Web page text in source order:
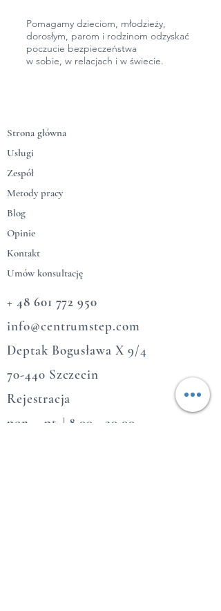
Pomagamy dzieciom, młodzieży,
dorosłym, parom i rodzinom odzyskać
poczucie bezpieczeństwa
w sobie, w relacjach i w świecie.
Strona główna
Usługi
Zespół
Metody pracy
Blog
Opinie
Kontakt
Umów konsultację
+ 48 601 772 950
info@centrumstep.com​
Deptak Bogusława X 9/4
70-440 Szczecin​
Rejestracja
pon. - pt. | 8.00 - 20.00